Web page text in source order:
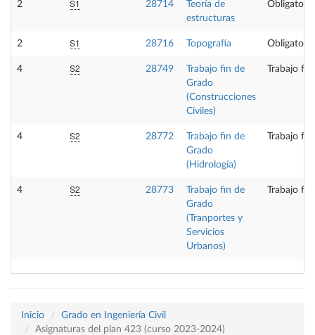
2 S1 28714
Teoría de
estructuras
Obligatoria
2 S1 28716 Topografía Obligatoria
4 S2 28749
Trabajo fin de
Grado
(Construcciones
Civiles)
Trabajo fin
4 S2 28772
Trabajo fin de
Grado
(Hidrología)
Trabajo fin
4 S2 28773
Trabajo fin de
Grado
(Tranportes y
Servicios
Urbanos)
Trabajo fin
Inicio
Grado en Ingeniería Civil
Asignaturas del plan 423 (curso 2023-2024)